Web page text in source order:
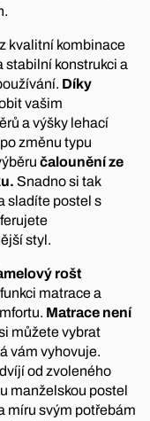
kvalitní kombinace
stabilní konstrukci a
Díky
vašim
a výšky lehací
změnu typu
čalounění ze
Snadno si tak
sladíte postel s
styl.
rošt
matrace a
Matrace není
můžete vybrat
vám vyhovuje.
od zvoleného
manželskou postel
míru svým potřebám